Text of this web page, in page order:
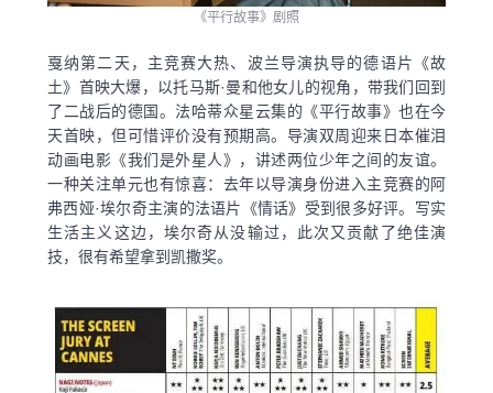
《平行故事》剧照
戛纳第二天，主竞赛大热、波兰导演执导的德语片《故
土》首映大爆，以托马斯·曼和他女儿的视角，带我们回到
了二战后的德国。法哈蒂众星云集的《平行故事》也在今
天首映，但可惜评价没有预期高。导演双周迎来日本催泪
动画电影《我们是外星人》，讲述两位少年之间的友谊。
一种关注单元也有惊喜：去年以导演身份进入主竞赛的阿
弗西娅·埃尔奇主演的法语片《情话》受到很多好评。写实
生活主义这边，埃尔奇从没输过，此次又贡献了绝佳演
技，很有希望拿到凯撒奖。